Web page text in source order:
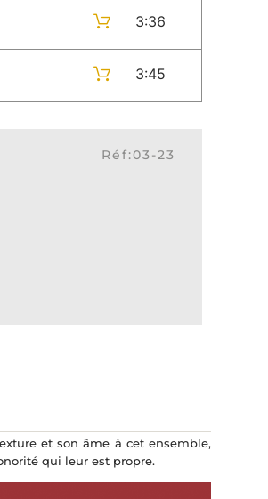
3:36
3:45
Réf:03-23
et son âme à cet ensemble,
qui leur est propre.